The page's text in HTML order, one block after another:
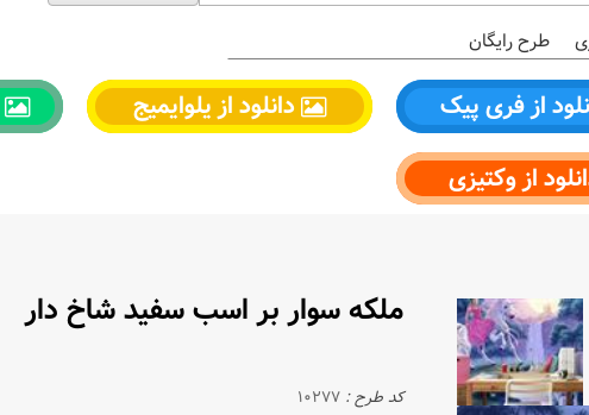
طرح رایگان
از فری پیک دانلود از یلوایمیج
از وکتیزی
ملکه سوار بر اسب سفید شاخ دار
کد طرح : 10277